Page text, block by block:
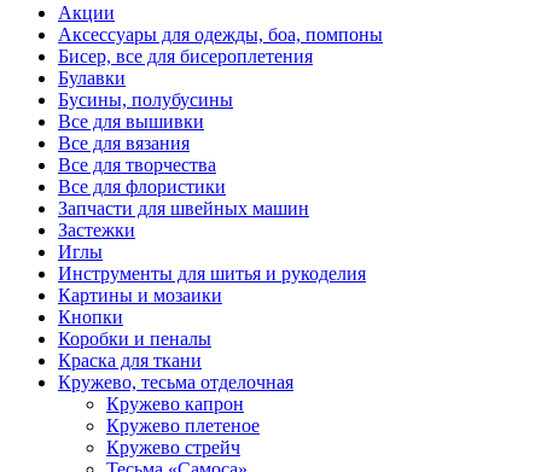
Акции
Аксессуары для одежды, боа, помпоны
Бисер, все для бисероплетения
Булавки
Бусины, полубусины
Все для вышивки
Все для вязания
Все для творчества
Все для флористики
Запчасти для швейных машин
Застежки
Иглы
Инструменты для шитья и рукоделия
Картины и мозаики
Кнопки
Коробки и пеналы
Краска для ткани
Кружево, тесьма отделочная
Кружево капрон
Кружево плетеное
Кружево стрейч